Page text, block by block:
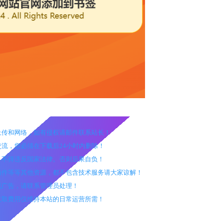
和网络，如有侵权请邮件联系站长！
，您必须在下载后24小时内删除！
得违反国家法律。否则后果自负！
等等其他资源，都不包含技术服务请大家谅解！
告，请联系管理员处理！
费用仅维持本站的日常运营所需！